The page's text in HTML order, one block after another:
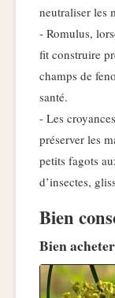
neutraliser les
- Romulus,
fit construire
champs de
santé.
- Les
préserver les
petits fagots
d’insectes,
Bien
Bien acheter